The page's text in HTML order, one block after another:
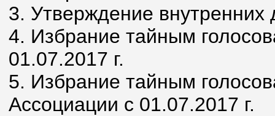
3. Утверждение внутренних
4. Избрание тайным
01.07.2017 г.
5. Избрание тайным
Ассоциации с 01.07.2017 г.